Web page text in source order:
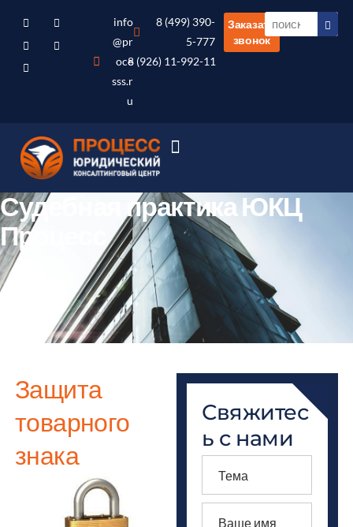
info
@pr
oce
sss.r
u
8 (499) 390-
5-777
8 (926) 11-992-11
Заказать
звонок
Судебная практика ЮКЦ
Процесс
Защита
товарного
знака
Свяжитес
ь с нами